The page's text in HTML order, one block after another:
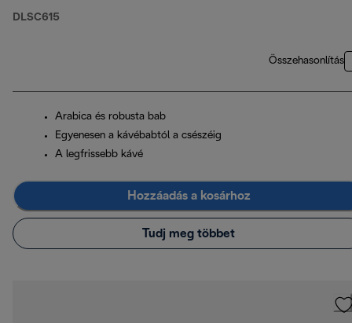
DLSC615
Összehasonlítás
Arabica és robusta bab
Egyenesen a kávébabtól a csészéig
A legfrissebb kávé
Hozzáadás a kosárhoz
Tudj meg többet